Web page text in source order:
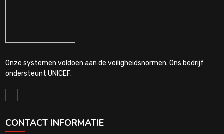
Onze systemen voldoen aan de veiligheidsnormen. Ons bedrijf
ondersteunt UNICEF.
CONTACT INFORMATIE